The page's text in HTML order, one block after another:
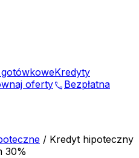
Kredyty
ofertyphone Bezpłatna
/ Kredyt hipoteczny
30%